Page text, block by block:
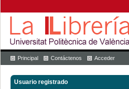
Principal Contáctenos Acceder
Usuario registrado